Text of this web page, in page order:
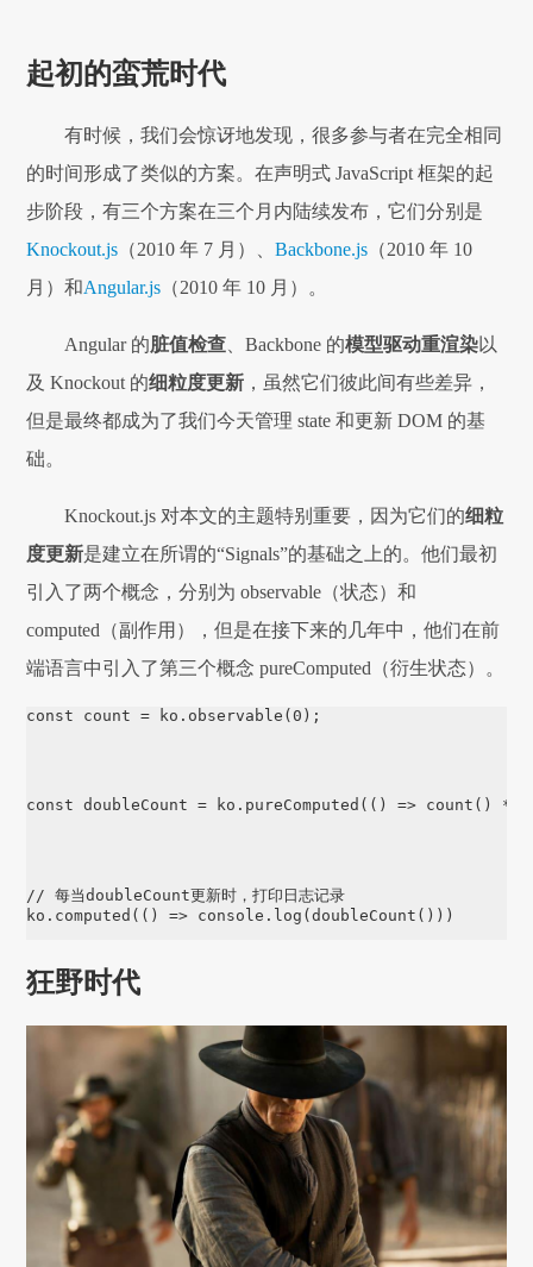
起初的蛮荒时代
有时候，我们会惊讶地发现，很多参与者在完全相同
的时间形成了类似的方案。在声明式 JavaScript 框架的起
步阶段，有三个方案在三个月内陆续发布，它们分别是
Knockout.js （2010 年 7 月）、Backbone.js （2010 年 10
月）和Angular.js （2010 年 10 月）。
Angular 的脏值检查 、Backbone 的模型驱动重渲染以
及 Knockout 的细粒度更新 ，虽然它们彼此间有些差异，
但是最终都成为了我们今天管理 state 和更新 DOM 的基
础。
Knockout.js 对本文的主题特别重要，因为它们的细粒
度更新是建立在所谓的“Signals”的基础之上的。他们最初
引入了两个概念，分别为 observable（状态）和
computed（副作用），但是在接下来的几年中，他们在前
端语言中引入了第三个概念 pureComputed（衍生状态）。
const count = ko.observable(0);
const doubleCount = ko.pureComputed(() => count() *
// 每当doubleCount更新时，打印日志记录
ko.computed(() => console.log(doubleCount()))
狂野时代